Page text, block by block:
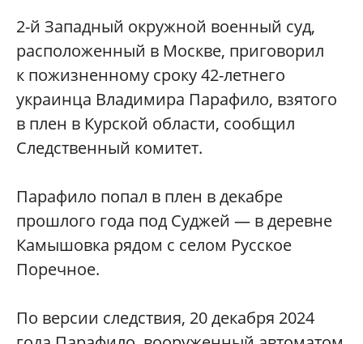
2-й Западный окружной военный суд,
расположенный в Москве, приговорил
к пожизненному сроку 42-летнего
украинца Владимира Парафило, взятого
в плен в Курской области, сообщил
Следственный комитет.
Парафило попал в плен в декабре
прошлого года под Суджей — в деревне
Камышовка рядом с селом Русское
Поречное.
По версии следствия, 20 декабря 2024